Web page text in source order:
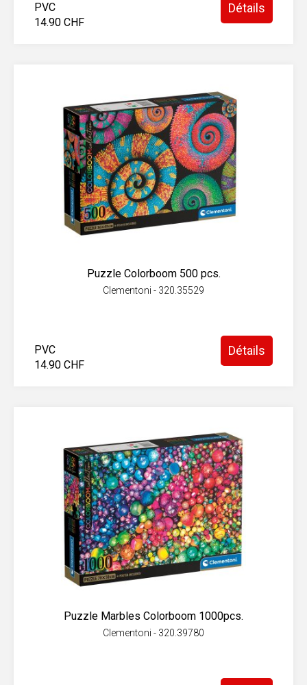
PVC
14.90 CHF
Détails
Puzzle Colorboom 500 pcs.
Clementoni - 320.35529
PVC
14.90 CHF
Détails
Puzzle Marbles Colorboom 1000pcs.
Clementoni - 320.39780